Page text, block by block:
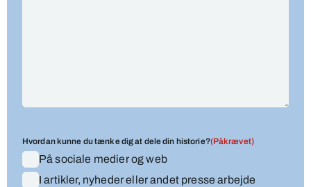
Hvordan kunne du tænke dig at dele din historie?(Påkrævet)
På sociale medier og web
I artikler, nyheder eller andet presse arbejde